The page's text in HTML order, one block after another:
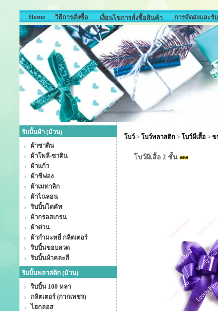
Home วิธีการสั่งซื้อ เงื่อนไขการสั่งซื้อสินค้า การจัดส่งและรั
ริบบิ้นผ้า (ม้วน)
ผ้าซาติน
ผ้าโพลี-ซาติน
ผ้าแก้ว
ผ้าชีฟอง
ผ้าเมทาลิก
ผ้าไนลอน
ริบบิ้นไดคัท
ผ้ากรอสเกรน
ผ้าต่วน
ผ้ากำมะหยี่ กลิตเตอร์
ริบบิ้นขอบลวด
ริบบิ้นผ้าคละสี
ริบบิ้นพลาสติก (ม้วน)
ริบบิ้น 100 หลา
กลิตเตอร์ (กากเพชร)
ไฮกลอส
โบว์ > โบว์พลาสติก > โบว์ผีเสื้อ > ข
โบว์ผีเสื้อ 2 ชั้น